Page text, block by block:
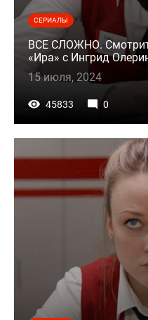
СЕРИАЛЫ
ВСЕ СЛОЖНО.
«Ира» с Ингрид
15 июля, 2024
45833 0